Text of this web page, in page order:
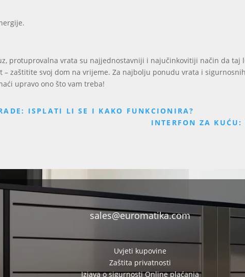
protuprovalna vrata su najjednostavniji i najučinkovitiji način da taj
– zaštitite svoj dom na vrijeme. Za najbolju ponudu vrata i
upravo ono što vam treba!
ISPLATI LI SE I KAKO FUNKCIONIRA?
INTERFON ZA
sales@euromatika.com
Uvjeti kupovine
Zaštita privatnosti
Izjava o sigurnosti Online plaćanja